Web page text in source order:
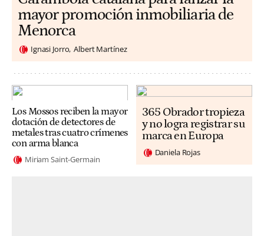
mayor promoción inmobiliaria de
Menorca
Ignasi Jorro Albert Martínez
Los Mossos reciben la mayor
dotación de detectores de
metales tras cuatro crímenes
con arma blanca
Miriam Saint-Germain
365 Obrador tropieza
y no logra registrar su
marca en Europa
Daniela Rojas